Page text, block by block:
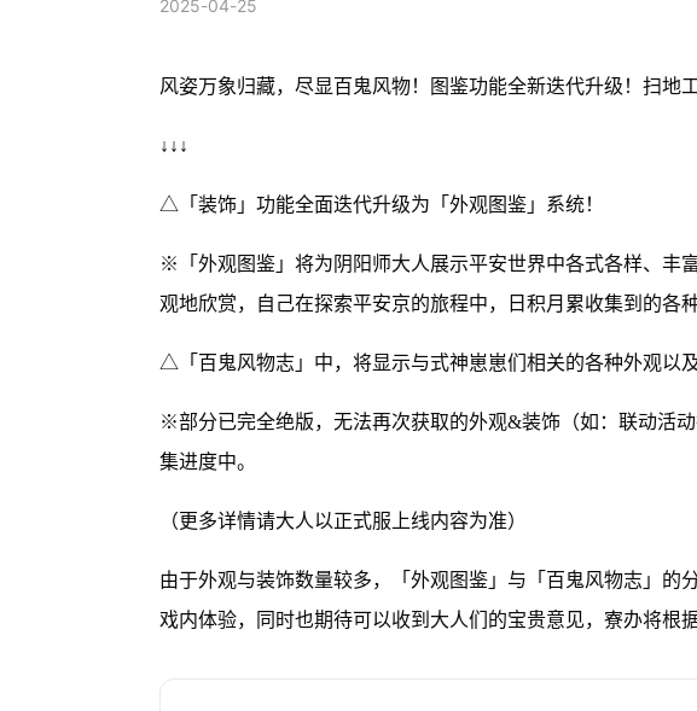
2025-04-25
风姿万象归藏，尽显百鬼风物！图鉴功能全新迭代升级！扫
↓↓↓
△「装饰」功能全面迭代升级为「外观图鉴」系统！
※「外观图鉴」将为阴阳师大人展示平安世界中各式各样、丰
观地欣赏，自己在探索平安京的旅程中，日积月累收集到的各
△「百鬼风物志」中，将显示与式神崽崽们相关的各种外观以及
※部分已完全绝版，无法再次获取的外观&装饰（如：联动活
集进度中。
（更多详情请大人以正式服上线内容为准）
由于外观与装饰数量较多，「外观图鉴」与「百鬼风物志」的
戏内体验，同时也期待可以收到大人们的宝贵意见，寮办将根